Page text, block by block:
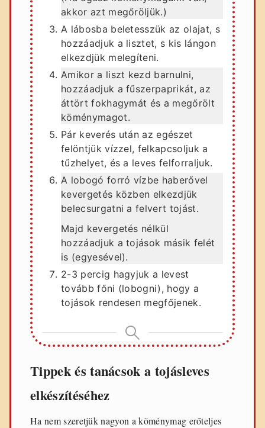
akkor azt megőröljük.)
A lábosba beletesszük az olajat, s
hozzáadjuk a lisztet, s kis lángon
elkezdjük melegíteni.
Amikor a liszt kezd barnulni,
hozzáadjuk a fűszerpaprikát, az
áttört fokhagymát és a megőrölt
köménymagot.
Pár keverés után az egészet
felöntjük vízzel, felkapcsoljuk a
tűzhelyet, és a leves felforraljuk.
A lobogó forró vízbe haberővel
kevergetés közben elkezdjük
belecsurgatni a felvert tojást.
Majd kevergetés nélkül
hozzáadjuk a tojások másik felét
is (egyesével).
2-3 percig hagyjuk a levest
tovább főni (lobogni), hogy a
tojások rendesen megfőjenek.
Tippek és tanácsok a tojásleves
elkészítéséhez
Ha nem szeretjük nagyon a köménymag erőteljes